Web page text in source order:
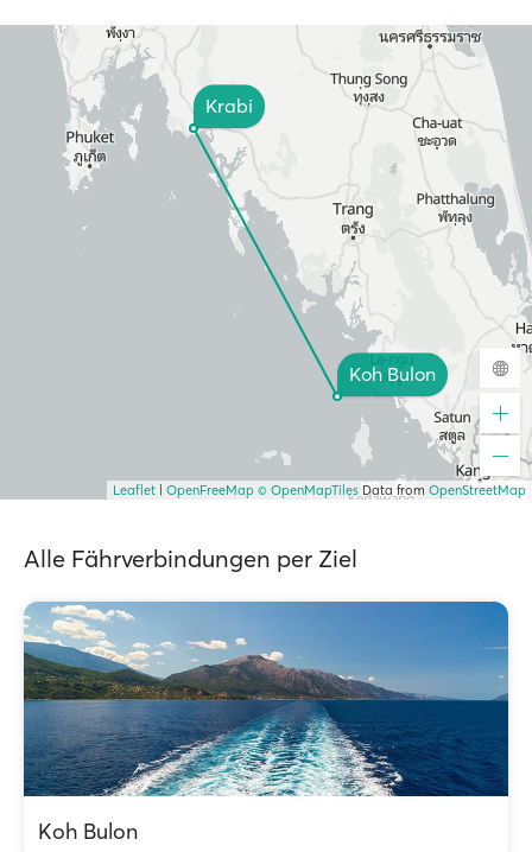
Koh Bulon
Krabi
Leaflet OpenFreeMap © OpenMapTiles Data from OpenStreetMap
Alle Fährverbindungen per Ziel
Koh Bulon